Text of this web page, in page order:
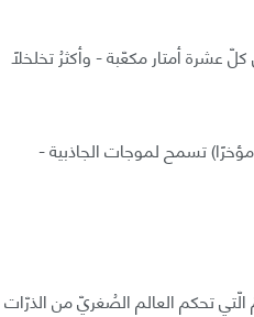
عشرة أمتار مكعّبة - وأكثرُ تخلخلًا
تسمح لموجات الجاذبية -
تحكم العالم الصُغريّ من الذرّات